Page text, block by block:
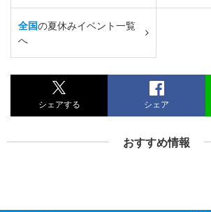
全国の夏休みイベント一覧
へ
シェアする シェア
おすすめ情報